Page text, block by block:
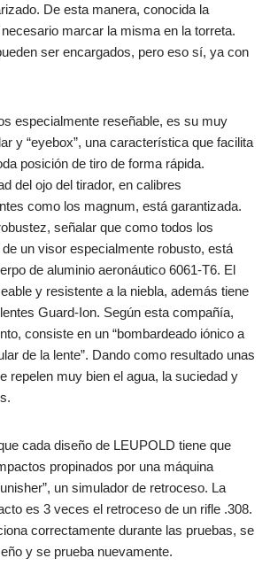
De esta manera, conocida la
marcar la misma en la torreta.
ser encargados, pero eso sí, ya con
especialmente reseñable, es su muy
y “eyebox”, una característica que facilita
posición de tiro de forma rápida.
del ojo del tirador, en calibres
como los magnum, está garantizada.
señalar que como todos los
un visor especialmente robusto, está
de aluminio aeronáutico 6061-T6. El
y resistente a la niebla, además tiene
Guard-Ion. Según esta compañía,
consiste en un “bombardeado iónico a
de la lente”. Dando como resultado unas
repelen muy bien el agua, la suciedad y
cada diseño de LEUPOLD tiene que
propinados por una máquina
un simulador de retroceso. La
es 3 veces el retroceso de un rifle .308.
correctamente durante las pruebas, se
y se prueba nuevamente.